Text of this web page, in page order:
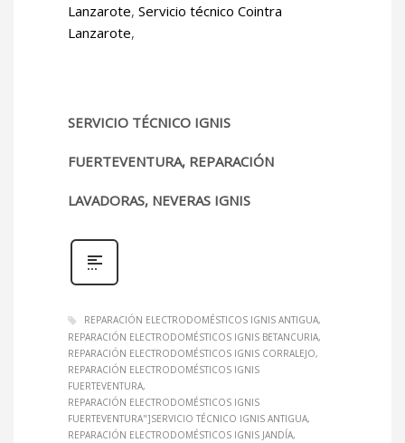
Lanzarote, Servicio técnico Cointra
Lanzarote,
SERVICIO TÉCNICO IGNIS
FUERTEVENTURA, REPARACIÓN
LAVADORAS, NEVERAS IGNIS
REPARACIÓN ELECTRODOMÉSTICOS IGNIS ANTIGUA
REPARACIÓN ELECTRODOMÉSTICOS IGNIS BETANCURIA
REPARACIÓN ELECTRODOMÉSTICOS IGNIS CORRALEJO
REPARACIÓN ELECTRODOMÉSTICOS IGNIS
FUERTEVENTURA
REPARACIÓN ELECTRODOMÉSTICOS IGNIS
FUERTEVENTURA"]SERVICIO TÉCNICO IGNIS ANTIGUA
REPARACIÓN ELECTRODOMÉSTICOS IGNIS JANDÍA